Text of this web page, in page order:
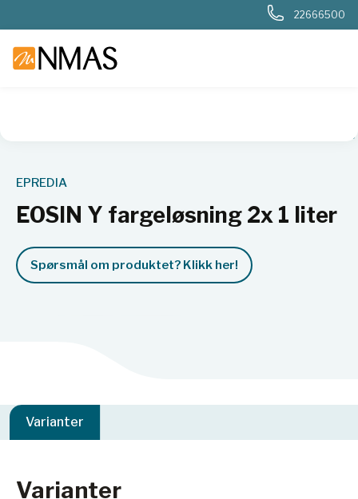
22666500
EPREDIA
EOSIN Y fargeløsning 2x 1 liter
Spørsmål om produktet? Klikk her!
Varianter
Varianter